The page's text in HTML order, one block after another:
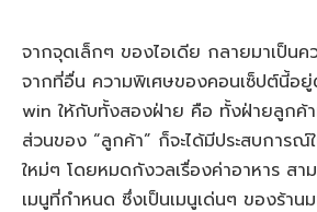
จากจุดเล็กๆ ของไอเดีย กลายมาเป็นค
จากที่อื่น ความพิเศษของคอนเซ็ปต์นี้อ
win ให้กับทั้งสองฝ่าย คือ ทั้งฝ่ายลูกค้า
ส่วนของ “ลูกค้า” ก็จะได้มีประสบการณ์
ใหม่ๆ โดยหมดกังวลเรื่องค่าอาหาร สา
เมนูที่กำหนด ซึ่งเป็นเมนูเด่นๆ ของร้า